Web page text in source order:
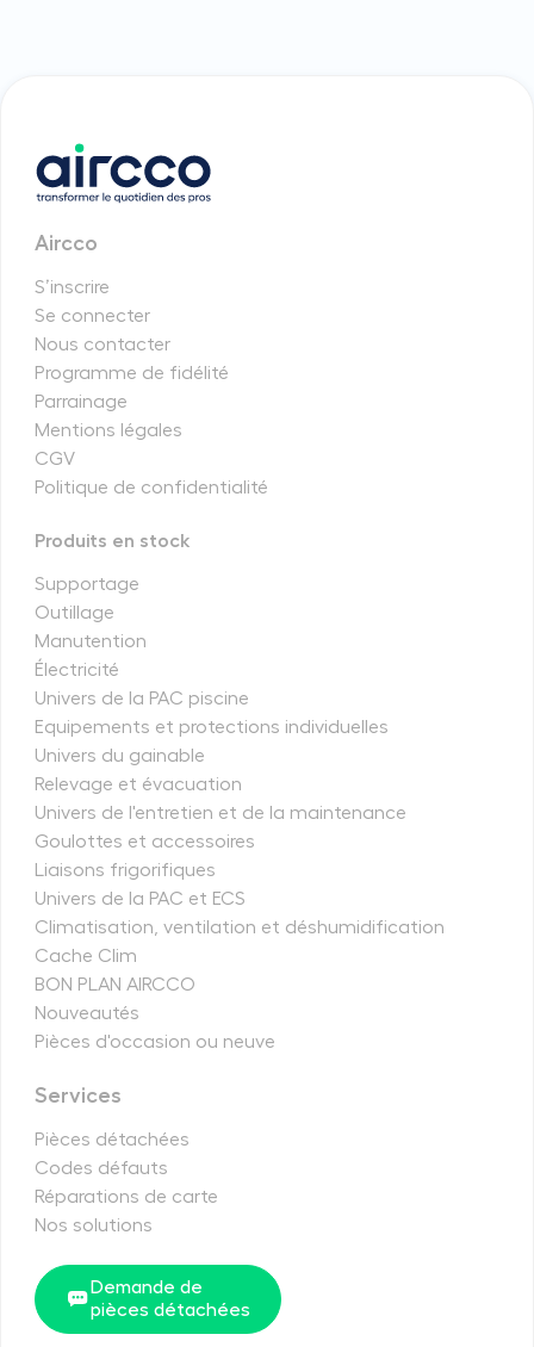
Aircco
S’inscrire
Se connecter
Nous contacter
Programme de fidélité
Parrainage
Mentions légales
CGV
Politique de confidentialité
Produits en stock
Supportage
Outillage
Manutention
Électricité
Univers de la PAC piscine
Equipements et protections individuelles
Univers du gainable
Relevage et évacuation
Univers de l'entretien et de la maintenance
Goulottes et accessoires
Liaisons frigorifiques
Univers de la PAC et ECS
Climatisation, ventilation et déshumidification
Cache Clim
BON PLAN AIRCCO
Nouveautés
Pièces d'occasion ou neuve
Services
Pièces détachées
Codes défauts
Réparations de carte
Nos solutions
Demande de
pièces détachées